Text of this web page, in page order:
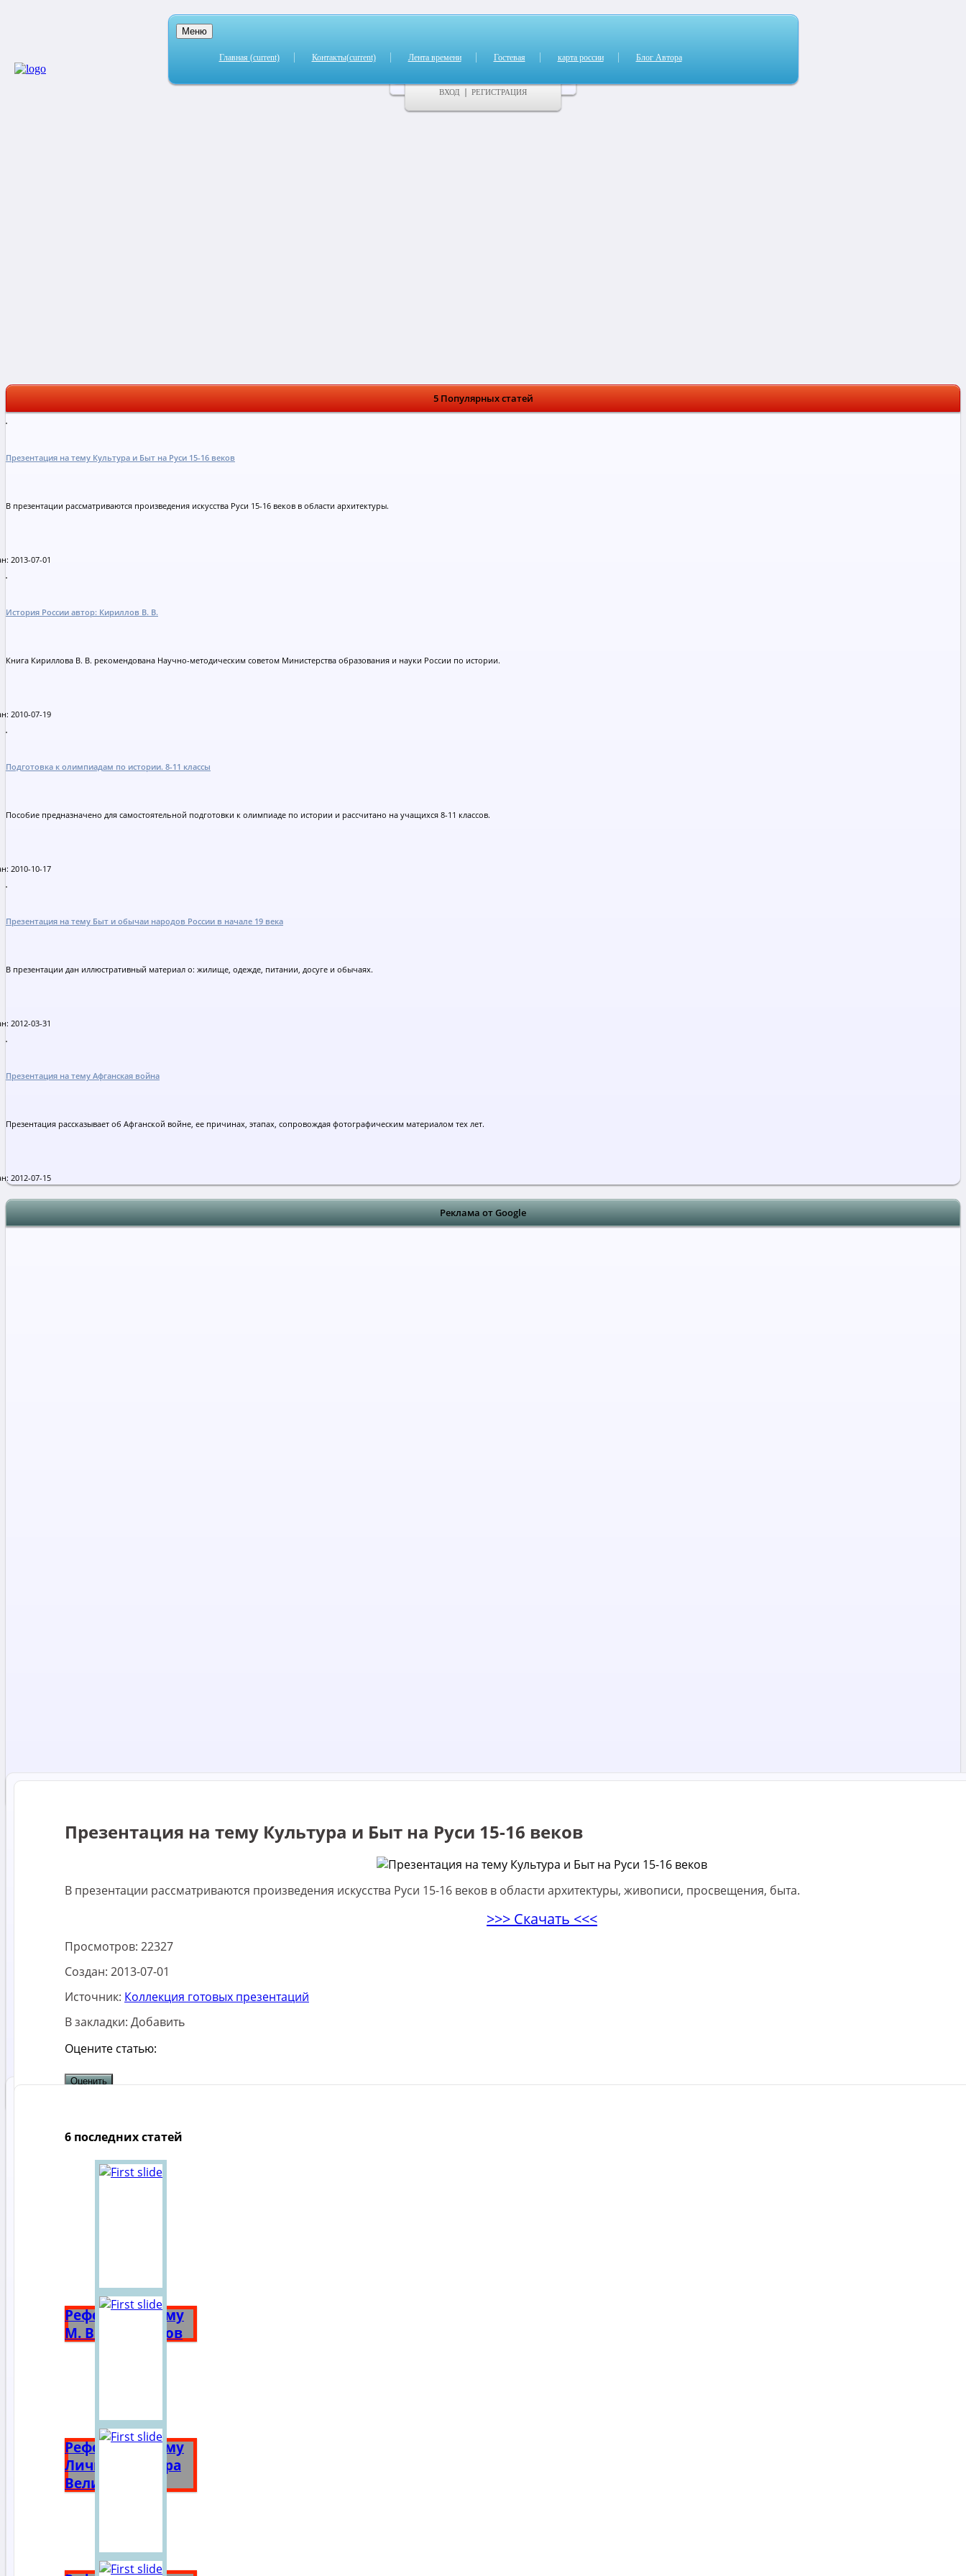
Меню
Главная (current) Контакты(current) Лента времени Гостевая карта россии Блог Автора
ВХОД РЕГИСТРАЦИЯ
5 Популярных статей
Презентация на тему Культура и Быт на Руси 15-16 веков
В презентации рассматриваются произведения искусства Руси 15-16 веков в области архитектуры.
2013-07-01
История России автор: Кириллов В. В.
Книга Кириллова В. В. рекомендована Научно-методическим советом Министерства образования и науки России по истории.
2010-07-19
Подготовка к олимпиадам по истории. 8-11 классы
Пособие предназначено для самостоятельной подготовки к олимпиаде по истории и рассчитано на учащихся 8-11 классов.
2010-10-17
Презентация на тему Быт и обычаи народов России в начале 19 века
В презентации дан иллюстративный материал о: жилище, одежде, питании, досуге и обычаях.
2012-03-31
Презентация на тему Афганская война
Презентация рассказывает об Афганской войне, ее причинах, этапах, сопровождая фотографическим материалом тех лет.
2012-07-15
Реклама от Google
Презентация на тему Культура и Быт на Руси 15-16 веков
В презентации рассматриваются произведения искусства Руси 15-16 веков в области архитектуры, живописи, просвещения, быта.
>>> Скачать <<<
Просмотров: 22327
Создан: 2013-07-01
Источник: Коллекция готовых презентаций
В закладки: Добавить
Оцените статью:
6 последних статей
Реферат на тему
М. В. Ломоносов
Реферат на тему
Личность Петра
Великого